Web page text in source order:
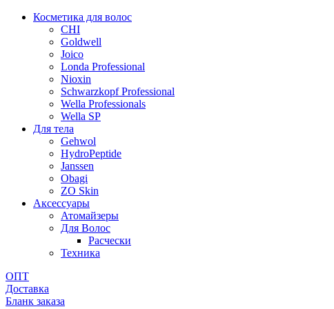
Косметика для волос
CHI
Goldwell
Joico
Londa Professional
Nioxin
Schwarzkopf Professional
Wella Professionals
Wella SP
Для тела
Gehwol
HydroPeptide
Janssen
Obagi
ZO Skin
Aксессуары
Атомайзеры
Для Волос
Расчески
Техника
ОПТ
Доставка
Бланк заказа